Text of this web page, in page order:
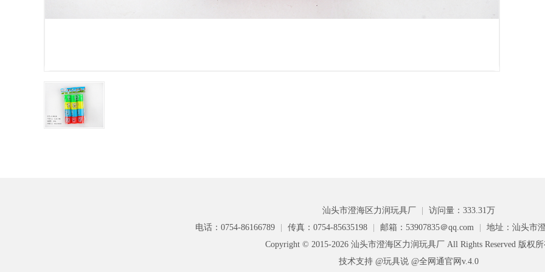
汕头市澄海区力润玩具厂
访问量：333.31万
电话：0754-86166789
传真：0754-85635198 邮箱：53907835＠qq.com
地址：汕头市
Copyright © 2015-2026 汕头市澄海区力润玩具厂 All Rights Reserved 版权
技术支持 @玩具说 @全网通官网v.4.0